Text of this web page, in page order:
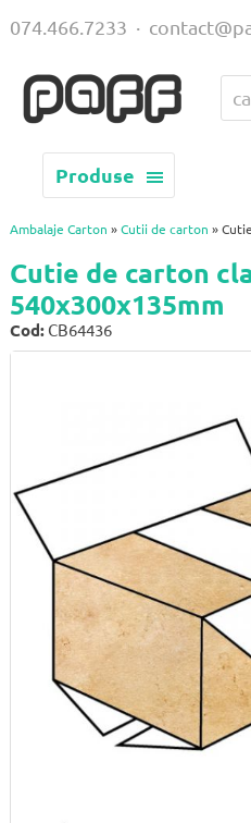
Produse
074.466.7233 ·
Ambalaje Carton » Cutii de carton »
Cutie de carton
540x300x135mm
Cod: CB64436